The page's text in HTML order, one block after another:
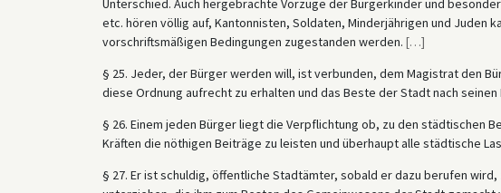
Unterschied. Auch hergebrachte Vorzüge der Bürgerkinder und
etc. hören völlig auf, Kantonnisten, Soldaten, Minderjährigen und Juden
vorschriftsmäßigen Bedingungen zugestanden werden. […]
§ 25. Jeder, der Bürger werden will, ist verbunden, dem Magistrat den
diese Ordnung aufrecht zu erhalten und das Beste der Stadt nach
§ 26. Einem jeden Bürger liegt die Verpflichtung ob, zu den städtischen
Kräften die nöthigen Beiträge zu leisten und überhaupt alle städtische
§ 27. Er ist schuldig, öffentliche Stadtämter, sobald er dazu berufen wird,